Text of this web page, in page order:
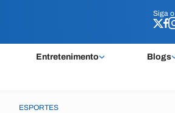
Siga o
Entretenimento Blogs
Siga o
ESPORTES